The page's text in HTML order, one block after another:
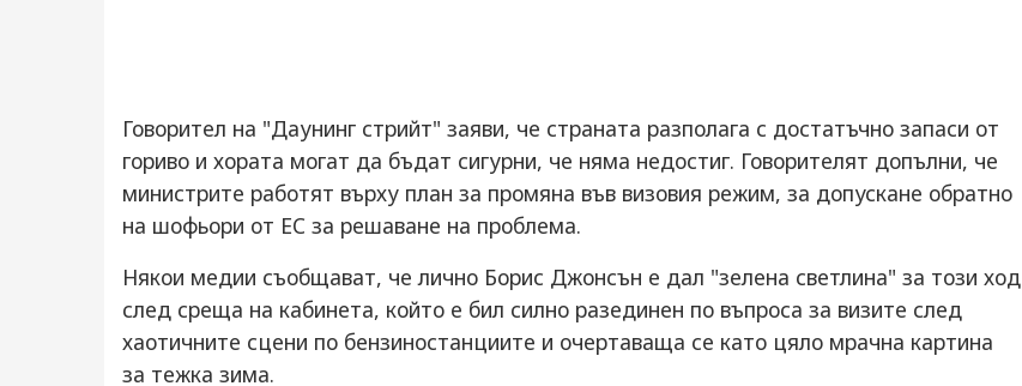
Говорител на "Даунинг стрийт" заяви, че страната разполага с достатъчно запаси от
гориво и хората могат да бъдат сигурни, че няма недостиг. Говорителят допълни, че
министрите работят върху план за промяна във визовия режим, за допускане обратно
на шофьори от ЕС за решаване на проблема.
Някои медии съобщават, че лично Борис Джонсън е дал "зелена светлина" за този ход
след среща на кабинета, който е бил силно разединен по въпроса за визите след
хаотичните сцени по бензиностанциите и очертаваща се като цяло мрачна картина
за тежка зима.